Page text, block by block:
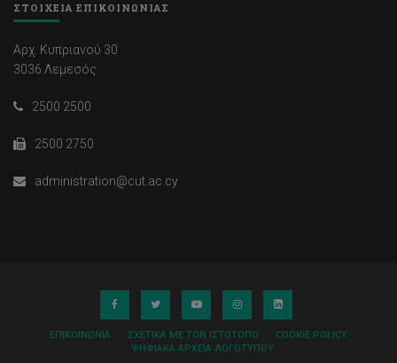
ΣΤΟΙΧΕΙΑ ΕΠΙΚΟΙΝΩΝΙΑΣ
Αρχ. Κυπριανού 30
3036 Λεμεσός
2500 2500
2500 2750
administration@cut.ac.cy
ΕΠΙΚΟΙΝΩΝΊΑ ΣΧΕΤΙΚΆ ΜΕ ΤΟΝ ΙΣΤΌΤΟΠΟ
COOKIE POLICY
ΨΗΦΙΑΚΆ ΑΡΧΕΊΑ ΛΟΓΌΤΥΠΟΥ